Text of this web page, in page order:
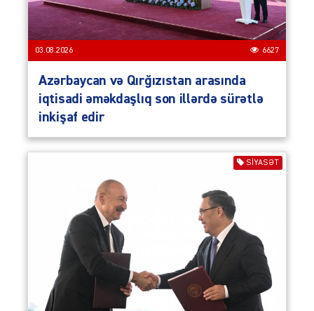
03.08.2026 6627
Azərbaycan və Qırğızıstan arasında
iqtisadi əməkdaşlıq son illərdə sürətlə
inkişaf edir
SIYASƏT